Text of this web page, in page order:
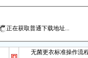
正在获取普通下载地址...
无菌更衣标准操作流